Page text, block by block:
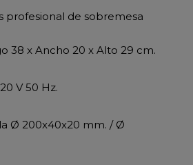
profesional de sobremesa
38 x Ancho 20 x Alto 29 cm.
V 50 Hz.
Ø 200x40x20 mm. / Ø